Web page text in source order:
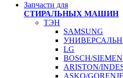
Запчасти для
СТИРАЛЬНЫХ МАШИН
ТЭН
SAMSUNG
LG
BOSCH/
ARISTON/
ASKO/GORENJE